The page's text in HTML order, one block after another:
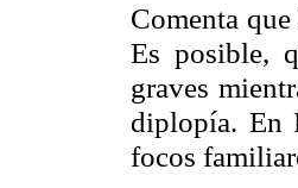
Comenta
Es posible,
graves
diplopía. En
focos